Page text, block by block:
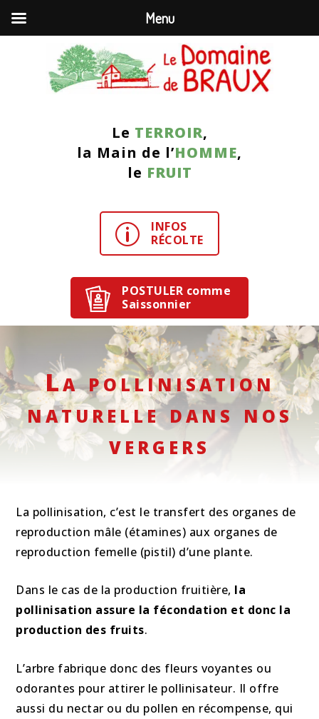
Le TERROIR,
la Main de l’HOMME,
le FRUIT
p
INFOS
RÉCOLTE
POSTULER comme
Saissonnier
La pollinisation
naturelle dans nos
vergers
La pollinisation, c’est le transfert des organes de
reproduction mâle (étamines) aux organes de
reproduction femelle (pistil) d’une plante.
Dans le cas de la production fruitière, la
pollinisation assure la fécondation et donc la
production des fruits.
L’arbre fabrique donc des fleurs voyantes ou
odorantes pour attirer le pollinisateur. Il offre
aussi du nectar ou du pollen en récompense, qui
Menu